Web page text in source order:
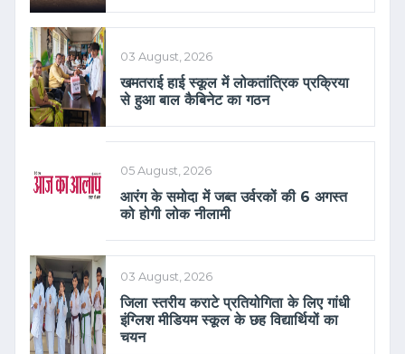
03 August, 2026
खमतराई हाई स्कूल में लोकतांत्रिक प्रक्रिया
से हुआ बाल कैबिनेट का गठन
05 August, 2026
आरंग के समोदा में जब्त उर्वरकों की 6 अगस्त
को होगी लोक नीलामी
03 August, 2026
जिला स्तरीय कराटे प्रतियोगिता के लिए गांधी
इंग्लिश मीडियम स्कूल के छह विद्यार्थियों का
चयन